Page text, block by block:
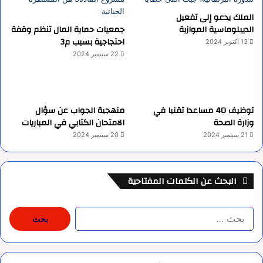
الملك يدعو إلى تفعيل
الديبلوماسية الموازية
13 أكتوبر 2024
جمعيات حماية المال تنظم وقفة
احتجاجية بسبب م3
22 سبتمبر 2024
توظيف 40 مساعدا تقنيا في
وزارة الصحة
21 سبتمبر 2024
منهجية الجواب عن سؤال
الامتحان الكتابي في المباريات
20 سبتمبر 2024
البحث عن الكلمات المفتاحية
البحث
عن: